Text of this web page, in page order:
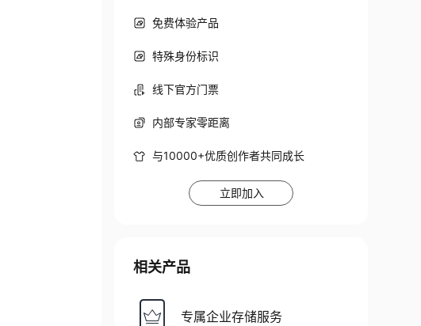
免费体验产品
特殊身份标识
线下官方门票
内部专家零距离
与10000+优质创作者共同成长
立即加入
相关产品
专属企业存储服务